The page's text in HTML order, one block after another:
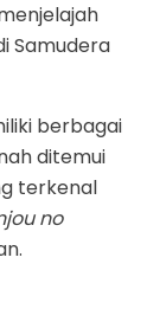
Samudera
berbagai
ditemui
terkenal
no